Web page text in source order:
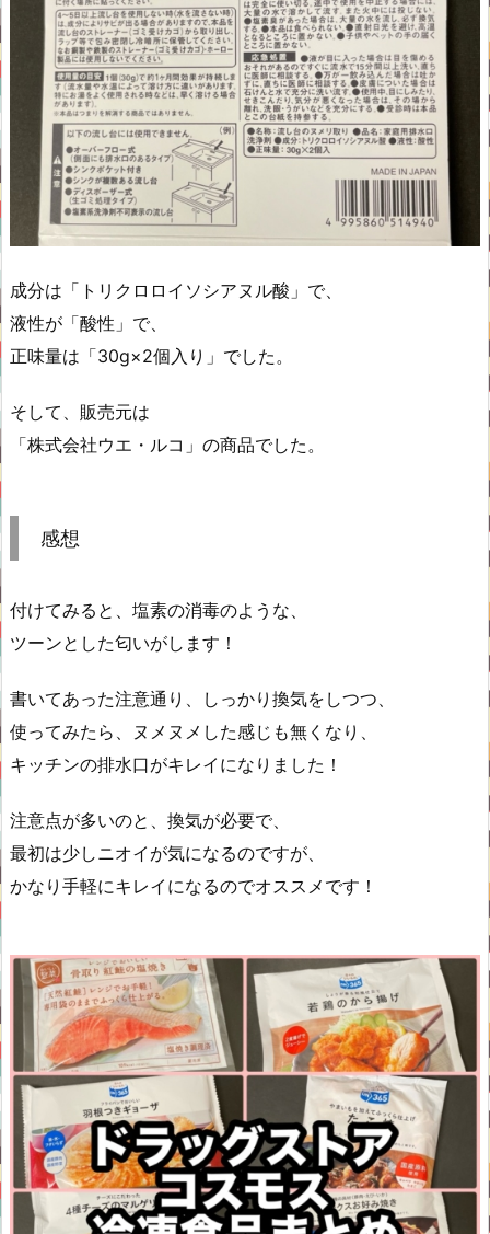
成分は「トリクロロイソシアヌル酸」で、
液性が「酸性」で、
正味量は「30g×2個入り」でした。
そして、販売元は
「株式会社ウエ・ルコ」の商品でした。
感想
付けてみると、塩素の消毒のような、
ツーンとした匂いがします！
書いてあった注意通り、しっかり換気をしつつ、
使ってみたら、ヌメヌメした感じも無くなり、
キッチンの排水口がキレイになりました！
注意点が多いのと、換気が必要で、
最初は少しニオイが気になるのですが、
かなり手軽にキレイになるのでオススメです！